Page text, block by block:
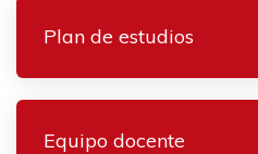
Plan de estudios
Equipo docente